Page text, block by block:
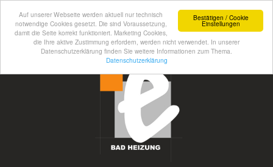
Bestätigen / Cookie
Einstellungen
Auf unserer Webseite werden aktuell nur technisch
notwendige Cookies gesetzt. Die sind Voraussetzung,
damit die Seite korrekt funktioniert. Marketing Cookies,
die Ihre aktive Zustimmung erfordern, werden nicht verwendet. In unserer
Datenschutzerklärung finden Sie weitere Informationen zum Thema.
Datenschutzerklärung